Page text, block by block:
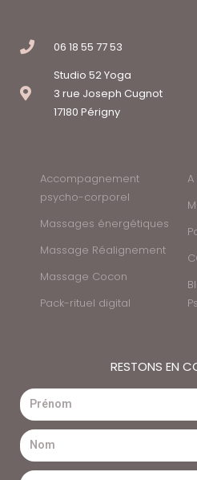
06 18 55 77 53
Studio 52 Yoga
3 rue Joseph Cugnot
17180 Périgny
Accompagnement
psycho-corporel
Massages énergétiques
Massage Réalignement
Massage Cocon
Pack-rituel digital
RESTONS EN